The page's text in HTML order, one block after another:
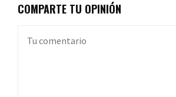
COMPARTE TU OPINIÓN